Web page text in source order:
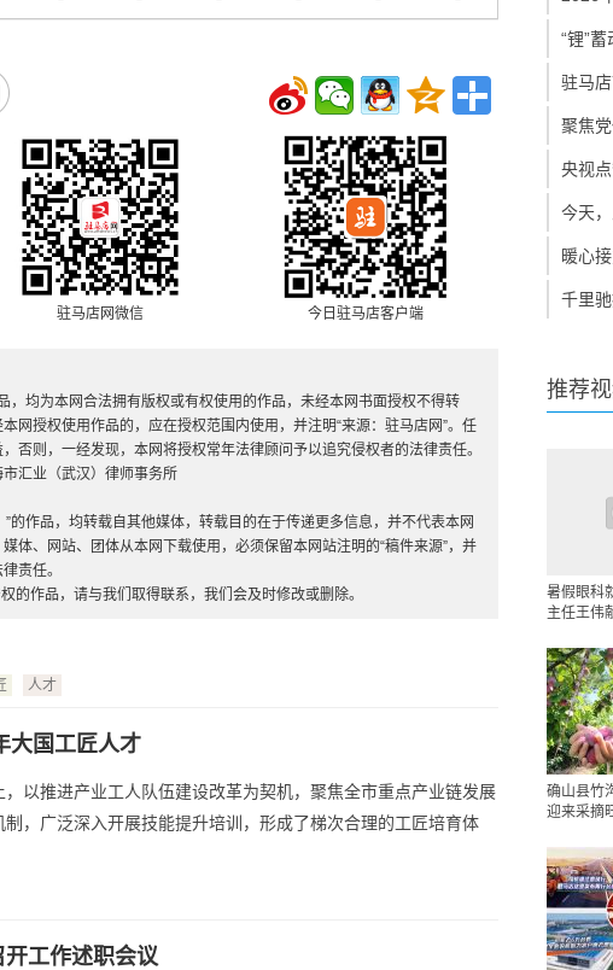
驻马店网微信 今日驻马店客户端
，均为本网合法拥有版权或有权使用的作品，未经本网书面授权不得转
网授权使用作品的，应在授权范围内使用，并注明“来源：驻马店网”。任
否则，一经发现，本网将授权常年法律顾问予以追究侵权者的法律责任。
汇业（武汉）律师事务所
的作品，均转载自其他媒体，转载目的在于传递更多信息，并不代表本网
体、网站、团体从本网下载使用，必须保留本网站注明的“稿件来源”，并
责任。
的作品，请与我们取得联系，我们会及时修改或删除。
人才
大国工匠人才
以推进产业工人队伍建设改革为契机，聚焦全市重点产业链发展
，广泛深入开展技能提升培训，形成了梯次合理的工匠培育体
工作述职会议
“锂”
驻马
聚焦
央视
今天，
暖心
千里
推荐
暑假眼科
主任王伟
确山县竹
迎来采摘